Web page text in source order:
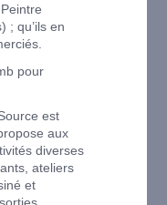
; qu’ils en
pour
est
aux
diverses
ateliers
et